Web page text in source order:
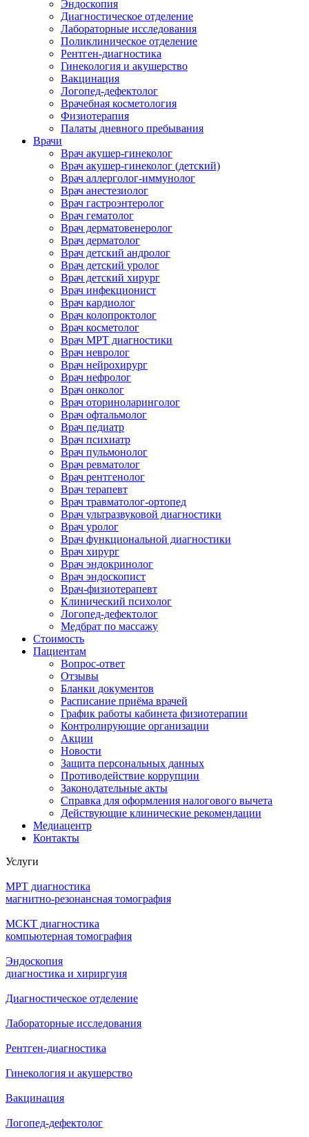
Эндоскопия
Диагностическое отделение
Лабораторные исследования
Поликлиническое отделение
Рентген-диагностика
Гинекология и акушерство
Вакцинация
Логопед-дефектолог
Врачебная косметология
Физиотерапия
Палаты дневного пребывания
Врачи
Врач акушер-гинеколог
Врач акушер-гинеколог (детский)
Врач аллерголог-иммунолог
Врач анестезиолог
Врач гастроэнтеролог
Врач гематолог
Врач дерматовенеролог
Врач дерматолог
Врач детский андролог
Врач детский уролог
Врач детский хирург
Врач инфекционист
Врач кардиолог
Врач колопроктолог
Врач косметолог
Врач МРТ диагностики
Врач невролог
Врач нейрохирург
Врач нефролог
Врач онколог
Врач оториноларинголог
Врач офтальмолог
Врач педиатр
Врач психиатр
Врач пульмонолог
Врач ревматолог
Врач рентгенолог
Врач терапевт
Врач травматолог-ортопед
Врач ультразвуковой диагностики
Врач уролог
Врач функциональной диагностики
Врач хирург
Врач эндокринолог
Врач эндоскопист
Врач-физиотерапевт
Клинический психолог
Логопед-дефектолог
Медбрат по массажу
Стоимость
Пациентам
Вопрос-ответ
Отзывы
Бланки документов
Расписание приёма врачей
График работы кабинета физиотерапии
Контролирующие организации
Акции
Новости
Защита персональных данных
Противодействие коррупции
Законодательные акты
Справка для оформления налогового вычета
Действующие клинические рекомендации
Медиацентр
Контакты
Услуги
МРТ диагностика
магнитно-резонансная томография
МСКТ диагностика
компьютерная томография
Эндоскопия
диагностика и хириргуия
Диагностическое отделение
Лабораторные исследования
Рентген-диагностика
Гинекология и акушерство
Вакцинация
Логопед-дефектолог